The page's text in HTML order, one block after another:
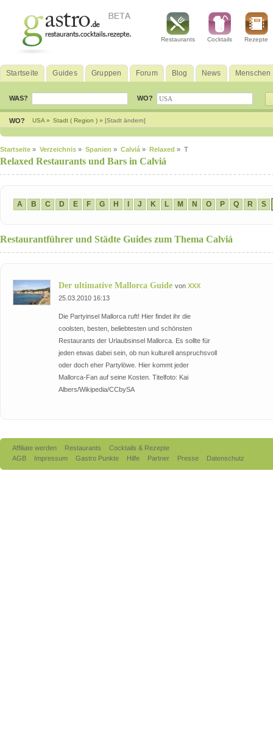
Restaurants Cocktails Rezepte
Startseite Guides Gruppen Forum Blog News Menschen
WAS? WO?
WO? USA » Stadt ( Region ) » [Stadt ändern]
Startseite » Verzeichnis » Spanien » Calviá » Relaxed » T
Relaxed Restaurants und Bars in Calviá
A B C D E F G H J K L M N O P Q R S
Restaurantführer und Städte Guides zum Thema Calviá
Der ultimative Mallorca Guide von XXX
25.03.2010 16:13
Die Partyinsel Mallorca ruft! Hier findet ihr die
coolsten, besten, beliebtesten und schönsten
Restaurants der Urlaubsinsel Mallorca. Es sollte für
jeden etwas dabei sein, ob nun kulturell anspruchsvoll
oder doch eher Partylöwe. Hier kommt jeder
Mallorca-Fan auf seine Kosten. Titelfoto: Kai
Albers/Wikipedia/CCbySA
Affiliate werden Restaurants
Cocktails & Rezepte
AGB
Impressum Gastro Punkte Hilfe Partner Presse Datenschutz